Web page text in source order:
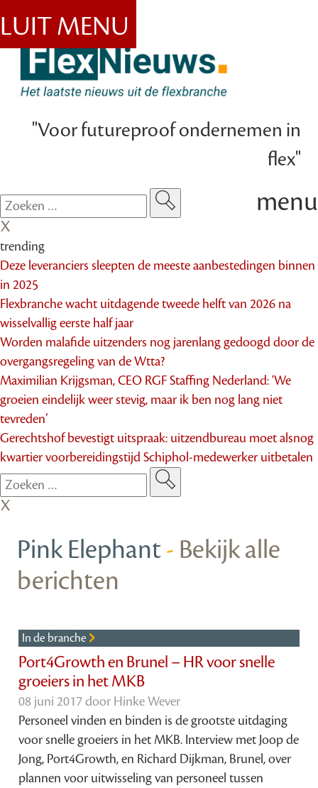
"Voor futureproof ondernemen in
flex"
MENU
menu
trending
Deze leveranciers sleepten de meeste aanbestedingen binnen
in 2025
Flexbranche wacht uitdagende tweede helft van 2026 na
wisselvallig eerste half jaar
Worden malafide uitzenders nog jarenlang gedoogd door de
overgangsregeling van de Wtta?
Maximilian Krijgsman, CEO RGF Staffing Nederland: ‘We
groeien eindelijk weer stevig, maar ik ben nog lang niet
tevreden’
Gerechtshof bevestigt uitspraak: uitzendbureau moet alsnog
kwartier voorbereidingstijd Schiphol-medewerker uitbetalen
Pink Elephant- Bekijk alle
berichten
In de branche
Port4Growth en Brunel – HR voor snelle
groeiers in het MKB
08 juni 2017 door Hinke Wever
Personeel vinden en binden is de grootste uitdaging
voor snelle groeiers in het MKB. Interview met Joop de
Jong, Port4Growth, en Richard Dijkman, Brunel, over
plannen voor uitwisseling van personeel tussen